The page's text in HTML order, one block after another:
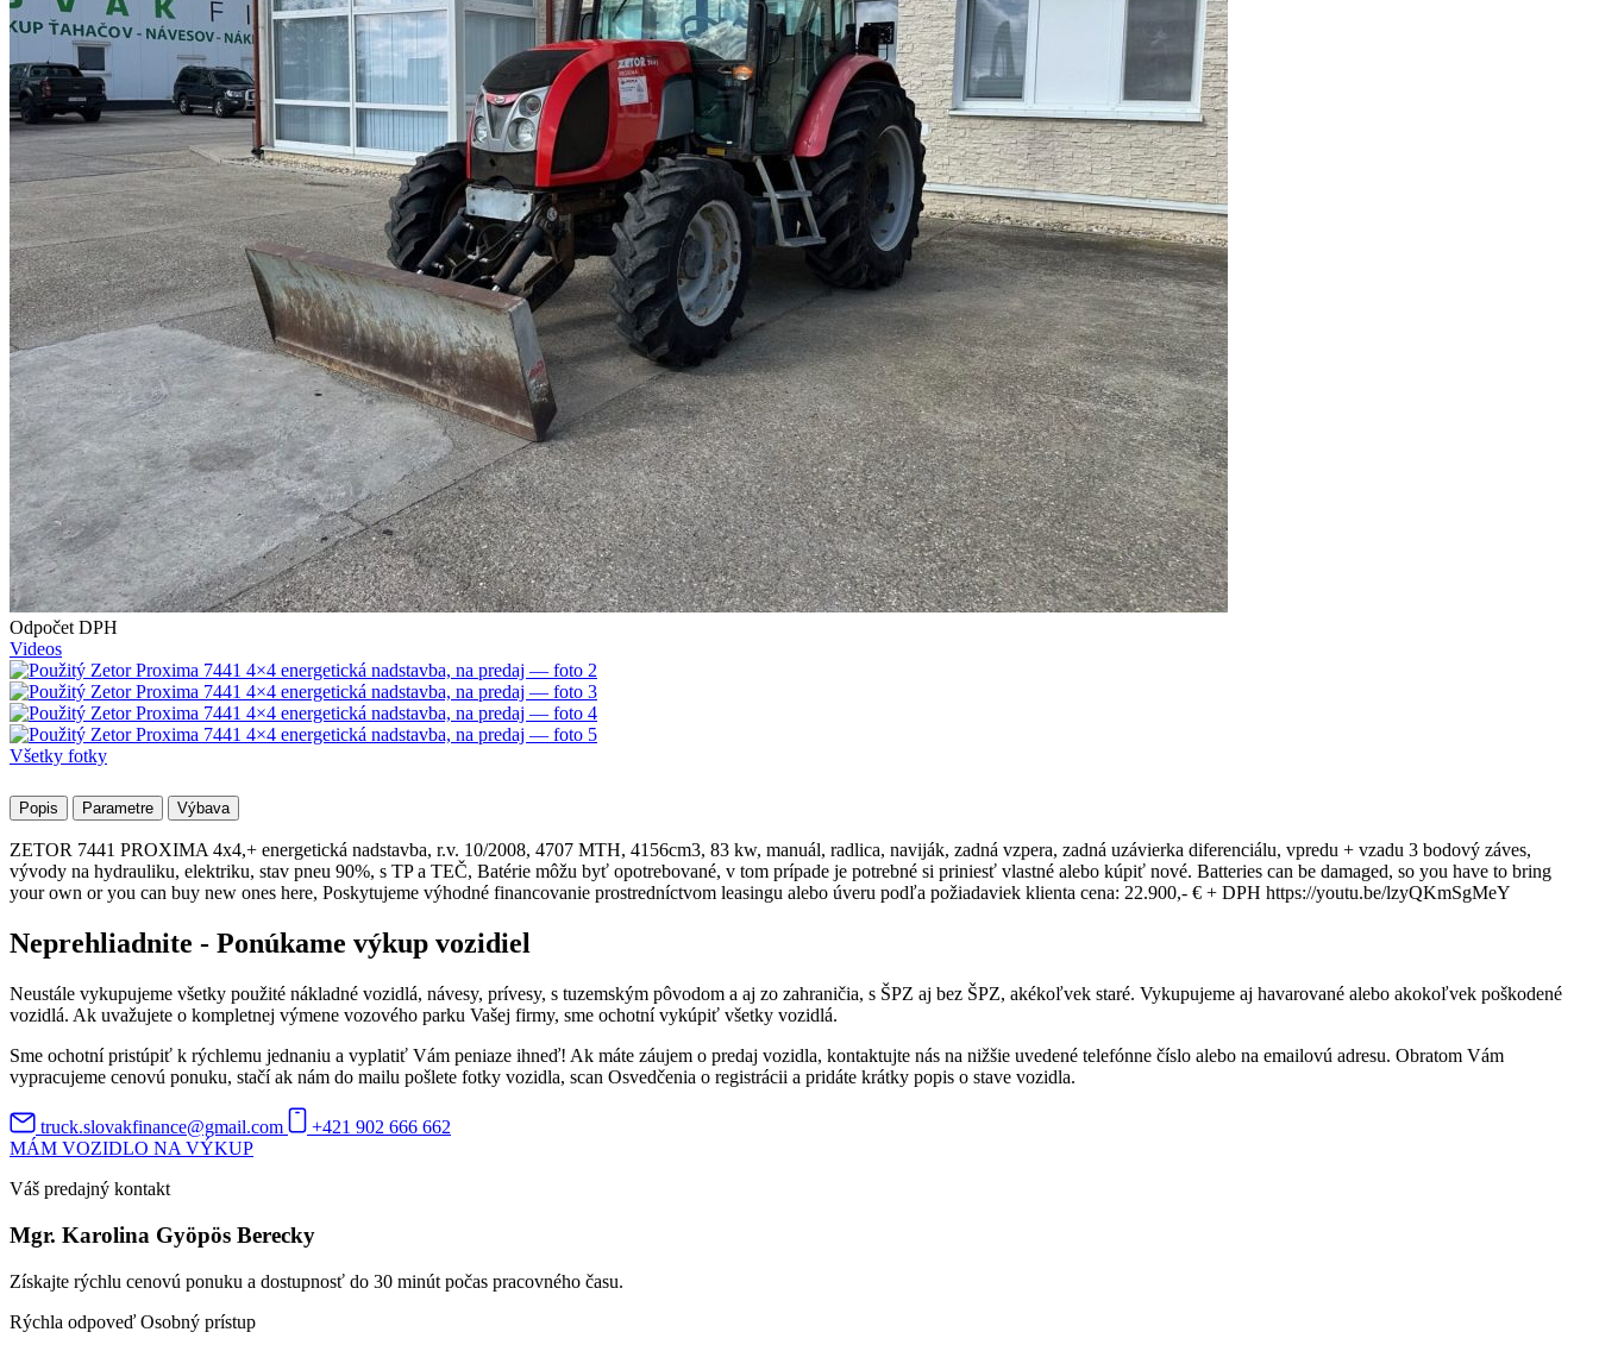
Odpočet DPH
Videos
Všetky fotky
Popis Parametre Výbava
ZETOR 7441 PROXIMA 4x4,+ energetická nadstavba, r.v. 10/2008, 4707 MTH, 4156cm3, 83 kw, manuál, radlica, naviják, zadná vzpera, zadná uzávierka diferenciálu, vpredu + vzadu 3 bodový záves,
vývody na hydrauliku, elektriku, stav pneu 90%, s TP a TEČ, Batérie môžu byť opotrebované, v tom prípade je potrebné si priniesť vlastné alebo kúpiť nové. Batteries can be damaged, so you have to bring
your own or you can buy new ones here, Poskytujeme výhodné financovanie prostredníctvom leasingu alebo úveru podľa požiadaviek klienta cena: 22.900,- € + DPH https://youtu.be/lzyQKmSgMeY
Neprehliadnite - Ponúkame výkup vozidiel
Neustále vykupujeme všetky použité nákladné vozidlá, návesy, prívesy, s tuzemským pôvodom a aj zo zahraničia, s ŠPZ aj bez ŠPZ, akékoľvek staré. Vykupujeme aj havarované alebo akokoľvek poškodené
vozidlá. Ak uvažujete o kompletnej výmene vozového parku Vašej firmy, sme ochotní vykúpiť všetky vozidlá.
Sme ochotní pristúpiť k rýchlemu jednaniu a vyplatiť Vám peniaze ihneď! Ak máte záujem o predaj vozidla, kontaktujte nás na nižšie uvedené telefónne číslo alebo na emailovú adresu. Obratom Vám
vypracujeme cenovú ponuku, stačí ak nám do mailu pošlete fotky vozidla, scan Osvedčenia o registrácii a pridáte krátky popis o stave vozidla.
truck.slovakfinance@gmail.com
+421 902 666 662
MÁM VOZIDLO NA VÝKUP
Váš predajný kontakt
Mgr. Karolina Gyöpös Berecky
Získajte rýchlu cenovú ponuku a dostupnosť do 30 minút počas pracovného času.
Rýchla odpoveď Osobný prístup